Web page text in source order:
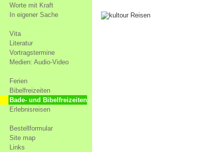
Worte mit Kraft
In eigener Sache
Vita
Literatur
Vortragstermine
Medien: Audio-Video
Ferien
Bibelfreizeiten
Bade- und Bibelfreizeiten
Erlebnisreisen
Bestellformular
Site map
Links